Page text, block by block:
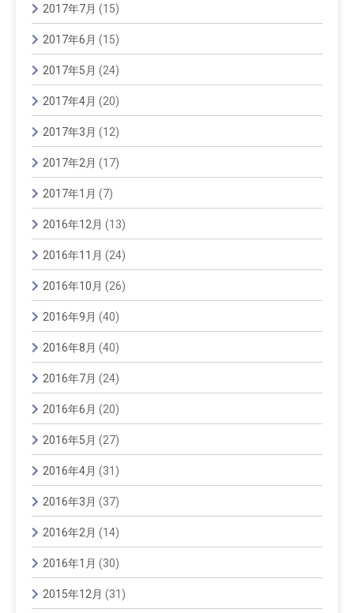
2017年7月 (15)
2017年6月 (15)
2017年5月 (24)
2017年4月 (20)
2017年3月 (12)
2017年2月 (17)
2017年1月 (7)
2016年12月 (13)
2016年11月 (24)
2016年10月 (26)
2016年9月 (40)
2016年8月 (40)
2016年7月 (24)
2016年6月 (20)
2016年5月 (27)
2016年4月 (31)
2016年3月 (37)
2016年2月 (14)
2016年1月 (30)
2015年12月 (31)